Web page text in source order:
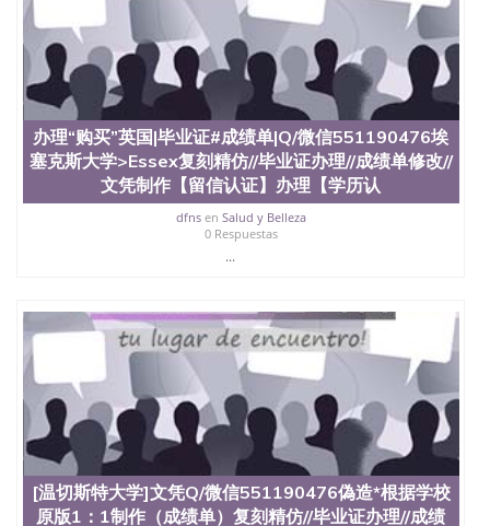
定金下单； 3、公司确认到账转制作点做电子图；
4、电子图做好发给客户确认； 5、电子图确认好转成
品部做成品； 6、成品做好拍照或者视频确认再付余
款； 7、快递给客户（国内顺丰，国外DHL）。 三、
真实网上可查的证明材料 1、教育部学历学位认证，
留服真实存档可查，存档。 2、留学回国人员证明
（使馆认证），使馆网站真实存档可查。 3、留信网
真实可查认证办理，存档可查，终身受用。 四、办理
流程农业科学院、艺术与建筑学院、商学院、交流学
院、地球及物质科学院、教育学院、工程学院、健康
与人类发展学院、信息工程与科学学院、人文学院、
护理学院、科学学院等。学校的教育学院排名在全美
前十名，工学院排名在前十五名，且继续攀升中。纽
程、经济、医学、护理、文学、音乐、生物学、统计
学、美术、电子工程、天文学、农业、环境污染控
制、历史、电气工程、生物工程、建筑设计、工商管
理、材料科学、机械工程、航天工程、土木工程、数
学、化学、英语、社会科学、心理学、戏剧、市场营
销、机械工程、计算机科学、物理学、人工智能、商
科、金融专业 1、客户提供相关材料，确定客户办理
信息，给出操作方案； 2、补充毕业证成绩单等相关
材料； 3、留服注册申请账号，付定金； 4、预约递
交时间，公司人员陪同客户本人一起去留服递交材
办理“购买”英国|毕业证#成绩单|Q/微信551190476埃
塞克斯大学>Essex复刻精仿//毕业证办理//成绩单修改//
文凭制作【留信认证】办理【学历认
dfnsen Salud y Belleza
0 Respuestas
...
[温切斯特大学]文凭Q/微信551190476偽造*根据学校
原版1：1制作（成绩单）复刻精仿//毕业证办理//成绩